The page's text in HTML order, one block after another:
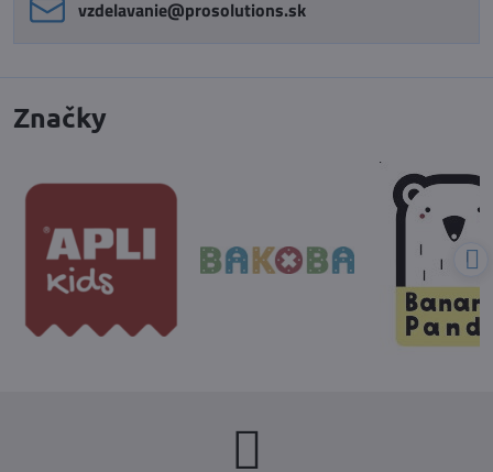
vzdelavanie​@prosolutions​.sk
Značky